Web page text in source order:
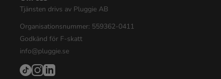
Tjänsten drivs av Pluggie AB
Organisationsnummer: 559362-0411
Godkänd för F-skatt
info@pluggie.se